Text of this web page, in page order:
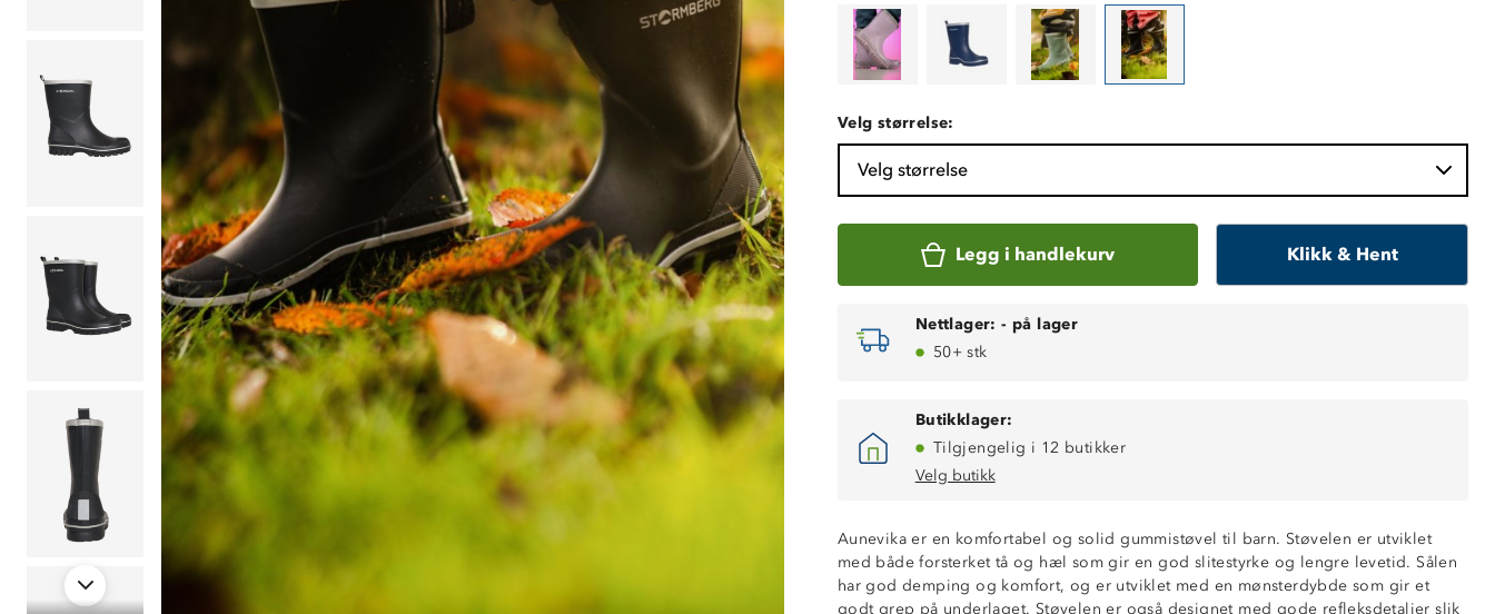
Velg størrelse:
Velg størrelse
Legg i handlekurv Klikk & Hent
Nettlager: - på lager
50+ stk
Butikklager:
Tilgjengelig i 12 butikker
Velg butikk
Aunevika er en komfortabel og solid gummistøvel til barn. Støvelen er utviklet
med både forsterket tå og hæl som gir en god slitestyrke og lengre levetid. Sålen
har god demping og komfort, og er utviklet med en mønsterdybde som gir et
godt grep på underlaget. Støvelen er også designet med gode refleksdetaljer slik